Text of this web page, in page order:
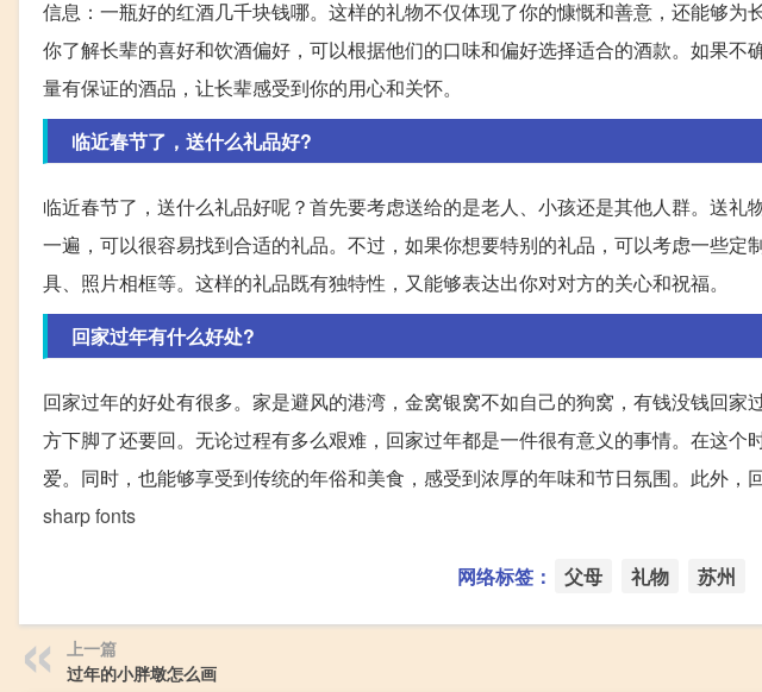
信息：一瓶好的红酒几千块钱哪。这样的礼物不仅体现了你的慷慨和善意，还能够为
你了解长辈的喜好和饮酒偏好，可以根据他们的口味和偏好选择适合的酒款。如果不
量有保证的酒品，让长辈感受到你的用心和关怀。
临近春节了，送什么礼品好?
临近春节了，送什么礼品好呢？首先要考虑送给的是老人、小孩还是其他人群。送礼
一遍，可以很容易找到合适的礼品。不过，如果你想要特别的礼品，可以考虑一些定
具、照片相框等。这样的礼品既有独特性，又能够表达出你对对方的关心和祝福。
回家过年有什么好处?
回家过年的好处有很多。家是避风的港湾，金窝银窝不如自己的狗窝，有钱没钱回
方下脚了还要回。无论过程有多么艰难，回家过年都是一件很有意义的事情。在这个
爱。同时，也能够享受到传统的年俗和美食，感受到浓厚的年味和节日氛围。此外，
sharp fonts
网络标签： 父母 礼物 苏州
上一篇
过年的小胖墩怎么画